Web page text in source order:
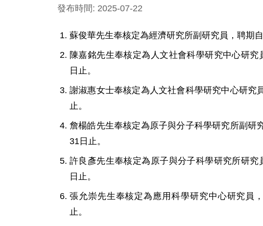
發布時間: 2025-07-22
蘇俊華先生奉核定為經濟研究所副研究員，聘期
陳嘉銘先生奉核定為人文社會科學研究中心研
日止。
謝淑惠女士奉核定為人文社會科學研究中心研究
止。
詹楊皓先生奉核定為原子與分子科學研究所副研
31日止。
許良彥先生奉核定為原子與分子科學研究所研
日止。
張允崇先生奉核定為應用科學研究中心研究員
止。